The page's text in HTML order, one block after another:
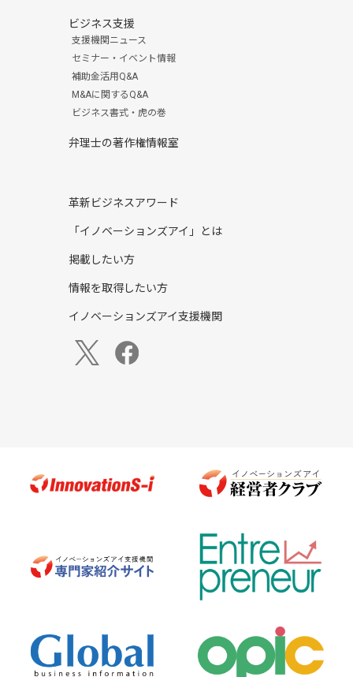
ビジネス支援
支援機関ニュース
セミナー・イベント情報
補助金活用Q&A
M&Aに関するQ&A
ビジネス書式・虎の巻
弁理士の著作権情報室
革新ビジネスアワード
「イノベーションズアイ」とは
掲載したい方
情報を取得したい方
イノベーションズアイ支援機関